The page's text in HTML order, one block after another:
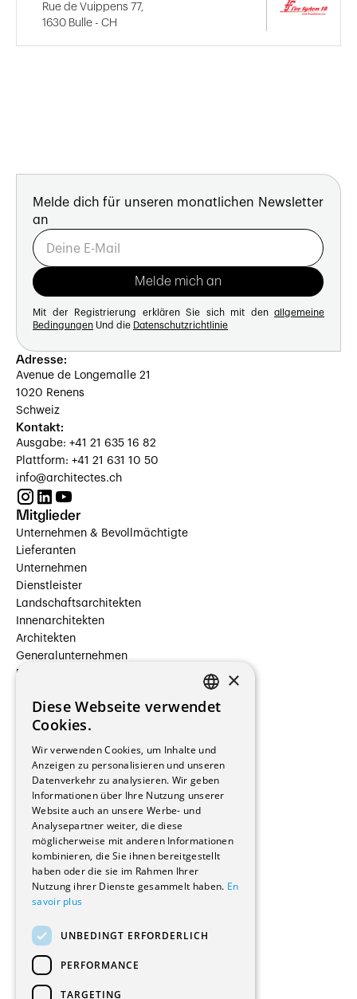
Rue de Vuippens 77,
1630 Bulle - CH
Melde dich für unseren monatlichen Newsletter
an
Mit der Registrierung erklären Sie sich mit den allgemeine
Bedingungen Und die Datenschutzrichtlinie
Adresse:
Avenue de Longemalle 21
1020 Renens
Schweiz
Kontakt:
Ausgabe: +41 21 635 16 82
Plattform: +41 21 631 10 50
info@architectes.ch
Mitglieder
Unternehmen & Bevollmächtigte
Lieferanten
Unternehmen
Dienstleister
Landschaftsarchitekten
Innenarchitekten
Architekten
Generalunternehmen
Beauftragte Unternehmen
Hersteller/Lieferanten
Bauherrschaften
Immobilienverwaltungsgesellschaften
Stockwerkeigentum
Reportagen
Wohnungen
Renovierungen
Innere Umbauten
Gastgewerbe und Tourismus
Verwaltungsgebäude und Geschäfte
Schuleinrichtungen
Medizinische Einrichtungen
Kultur - Sport - Freizeit
Industrie - Handwerk
Transport und Parkplätze
Diverse Bauten
FRENCH
×
Diese Webseite verwendet
Cookies.
Wir verwenden Cookies, um Inhalte und
Anzeigen zu personalisieren und unseren
Datenverkehr zu analysieren. Wir geben
Informationen über Ihre Nutzung unserer
Website auch an unsere Werbe- und
Analysepartner weiter, die diese
möglicherweise mit anderen Informationen
kombinieren, die Sie ihnen bereitgestellt
haben oder die sie im Rahmen Ihrer
Nutzung ihrer Dienste gesammelt haben. En
savoir plus
UNBEDINGT ERFORDERLICH
PERFORMANCE
TARGETING